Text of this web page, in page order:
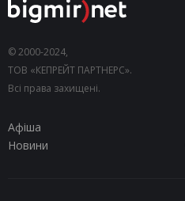
© 2000-2024,
ТОВ «КЕПРЕЙТ ПАРТНЕРС».
Всі права захищені.
Афіша
Новини